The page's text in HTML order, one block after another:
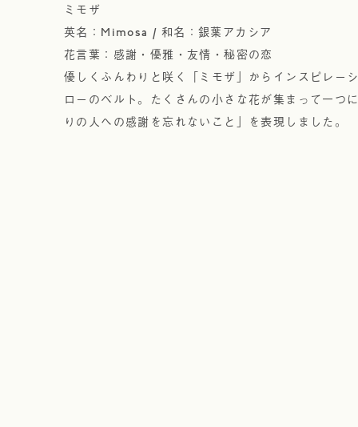
ミモザ
英名：Mimosa / 和名：銀葉アカシア
花言葉：感謝・優雅・友情・秘密の恋
優しくふんわりと咲く「ミモザ」からインスピレー
ローのベルト。たくさんの小さな花が集まって一つ
りの人への感謝を忘れないこと」を表現しました。